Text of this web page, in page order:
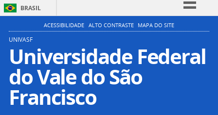
BRASIL
Simplifique!
Participe
Acesso à informação
Legislação
ACESSIBILIDADE ALTO CONTRASTE MAPA DO SITE
UNIVASF
Universidade Federal
do Vale do São
Francisco